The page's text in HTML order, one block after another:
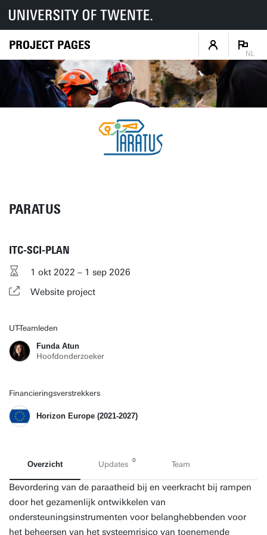
PROJECT PAGES
NL
PARATUS
ITC-SCI-PLAN
1 okt 2022 – 1 sep 2026
Website project
UT-Teamleden
Funda Atun
Hoofdonderzoeker
Financieringsverstrekkers
Horizon Europe (2021-2027)
Overzicht Updates 0 Team
Bevordering van de paraatheid bij en veerkracht bij rampen
door het gezamenlijk ontwikkelen van
ondersteuningsinstrumenten voor belanghebbenden voor
het beheersen van het systeemrisico van toenemende